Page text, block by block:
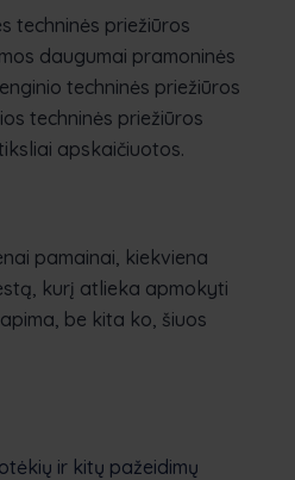
techninės priežiūros
daugumai pramoninės
techninės priežiūros
techninės priežiūros
apskaičiuotos.
pamainai, kiekviena
kurį atlieka apmokyti
be kita ko, šiuos
ir kitų pažeidimų